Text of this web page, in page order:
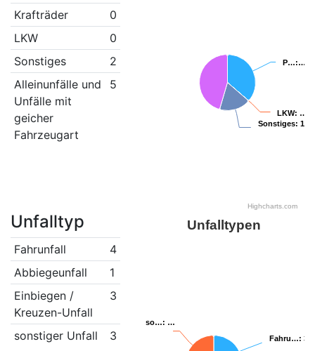
Krafträder
0
LKW
0
Sonstiges
2
Alleinunfälle und
Unfälle mit
geicher
Fahrzeugart
5
P…:…
P…:…
LKW: …
LKW: …
Sonstiges:
Sonstiges:
Highcharts.com
Unfalltyp
Fahrunfall
4
Abbiegeunfall
1
Einbiegen /
Kreuzen-Unfall
3
sonstiger Unfall 3
Unfalltypen
Fahru…:
Fahru…:
so…: …
so…: …